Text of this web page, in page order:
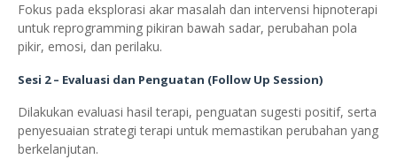
Fokus pada eksplorasi akar masalah dan intervensi hipnoterapi
untuk reprogramming pikiran bawah sadar, perubahan pola
pikir, emosi, dan perilaku.
Sesi 2 – Evaluasi dan Penguatan (Follow Up Session)
Dilakukan evaluasi hasil terapi, penguatan sugesti positif, serta
penyesuaian strategi terapi untuk memastikan perubahan yang
berkelanjutan.